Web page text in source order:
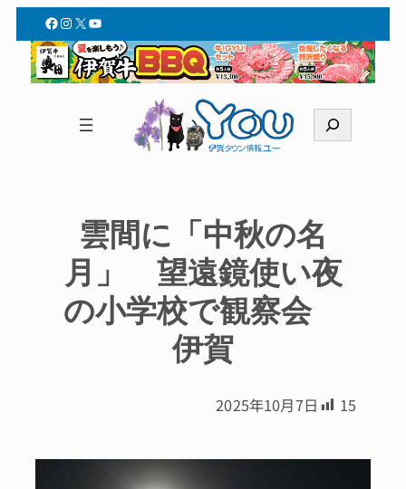
Facebook
Instagram
X YouTube
索
雲間に「中秋の名
月」 望遠鏡使い夜
の小学校で観察会
伊賀
2025年10月7日 15